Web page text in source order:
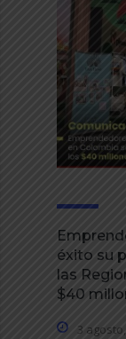
éxito su
las
$40
3